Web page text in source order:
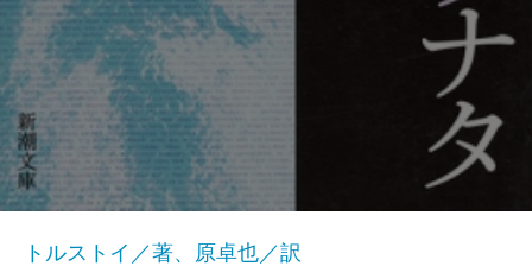
トルストイ／著、原卓也／訳